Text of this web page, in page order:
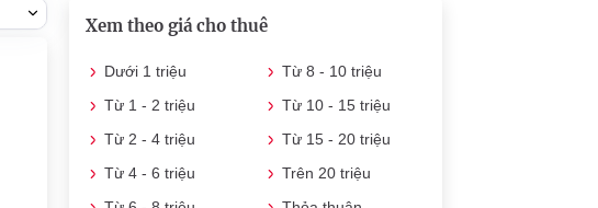
Xem theo giá cho thuê
Dưới 1 triệu
Từ 1 - 2 triệu
Từ 2 - 4 triệu
Từ 4 - 6 triệu
Từ 8 - 10 triệu
Từ 10 - 15 triệu
Từ 15 - 20 triệu
Trên 20 triệu